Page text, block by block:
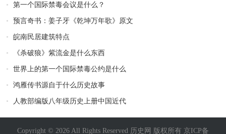
第一个国际禁毒会议是什么？
预言奇书：姜子牙《乾坤万年歌》原文
皖南民居建筑特点
《杀破狼》紫流金是什么东西
世界上的第一个国际禁毒公约是什么
鸿雁传书源自于什么历史故事
人教部编版八年级历史上册中国近代
Copyright © 2026 All Rights Reserved 历史网 版权所有 京ICP备